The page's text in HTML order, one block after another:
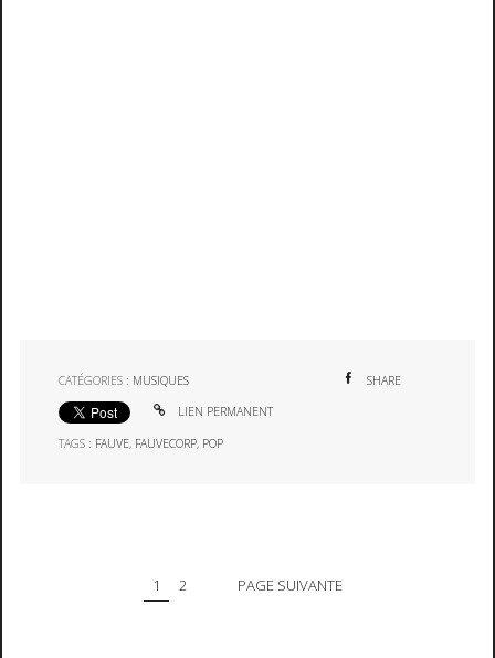
CATÉGORIES : MUSIQUES SHARE
LIEN PERMANENT
TAGS : FAUVE, FAUVECORP, POP
1 2 PAGE SUIVANTE